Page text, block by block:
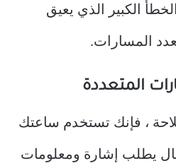
الكبير الذي يعيق
المسارات.
المتعددة
، فإنك تستخدم ساعتك
يطلب إشارة ومعلومات